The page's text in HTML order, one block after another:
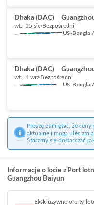
Dhaka (DAC)
wt., 25 sie Bezpośredni
US-Bangla
Dhaka (DAC)
wt., 1 wrz Bezpośredni
US-Bangla
Proszę pamiętać, że
aktualne i mogą ulec
Staramy się dostarczać
Informacje o locie z Port
Guangzhou Baiyun
Ekskluzywne oferty